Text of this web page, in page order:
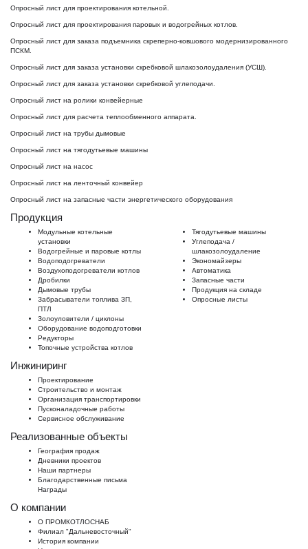
Опросный лист для проектирования котельной.
Опросный лист для проектирования паровых и водогрейных котлов.
Опросный лист для заказа подъемника скреперно-ковшового модернизированного
ПСКМ.
Опросный лист для заказа установки скребковой шлакозолоудаления (УСШ).
Опросный лист для заказа установки скребковой углеподачи.
Опросный лист на ролики конвейерные
Опросный лист для расчета теплообменного аппарата.
Опросный лист на трубы дымовые
Опросный лист на тягодутьевые машины
Опросный лист на насос
Опросный лист на ленточный конвейер
Опросный лист на запасные части энергетического оборудования
Продукция
Модульные котельные
установки
Водогрейные и паровые котлы
Водоподогреватели
Воздухоподогреватели котлов
Дробилки
Дымовые трубы
Забрасыватели топлива ЗП,
ПТЛ
Золоуловители / циклоны
Оборудование водоподготовки
Редукторы
Топочные устройства котлов
Тягодутьевые машины
Углеподача /
шлакозолоудаление
Экономайзеры
Автоматика
Запасные части
Продукция на складе
Опросные листы
Инжиниринг
Проектирование
Строительство и монтаж
Организация транспортировки
Пусконаладочные работы
Сервисное обслуживание
Реализованные объекты
География продаж
Дневники проектов
Наши партнеры
Благодарственные письма
Награды
О компании
О ПРОМКОТЛОСНАБ
Филиал "Дальневосточный"
История компании